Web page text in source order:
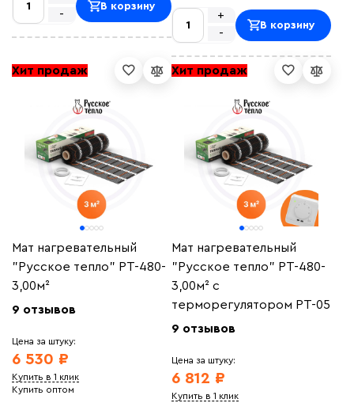
-
В корзину
-
+
В корзину
Хит продаж
Мат нагревательный
"Русское тепло" РТ-480-
3,00м²
9 отзывов
Цена за штуку:
6 530 ₽
Купить в 1 клик
Купить оптом
Хит продаж
Мат нагревательный
"Русское тепло" РТ-480-
3,00м² с
терморегулятором РТ-05
9 отзывов
Цена за штуку:
6 812 ₽
Купить в 1 клик